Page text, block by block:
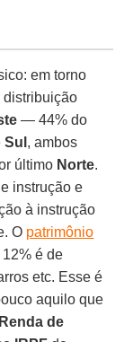
em torno
distribuição
— 44% do
Sul , ambos
último Norte.
instrução e
à instrução
O patrimônio
é de
etc. Esse é
aquilo que
de